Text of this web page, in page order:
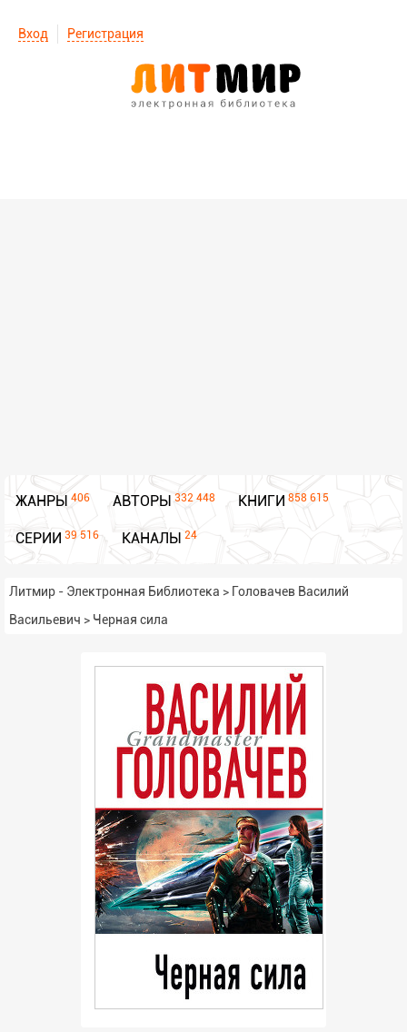
Вход Регистрация
ЖАНРЫ 406 АВТОРЫ 332 448 КНИГИ 858 615
СЕРИИ 39 516 КАНАЛЫ 24
Литмир - Электронная Библиотека > Головачев Василий
Васильевич > Черная сила